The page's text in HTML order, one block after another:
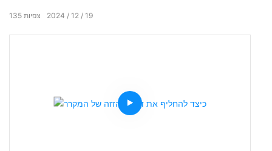
2024 12 19
135 צפיות